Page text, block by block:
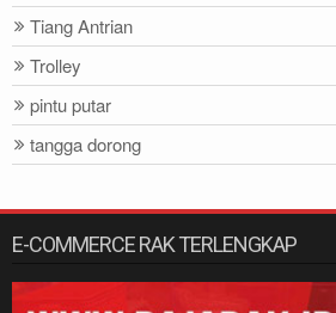
Tiang Antrian
Trolley
pintu putar
tangga dorong
E-COMMERCE RAK TERLENGKAP